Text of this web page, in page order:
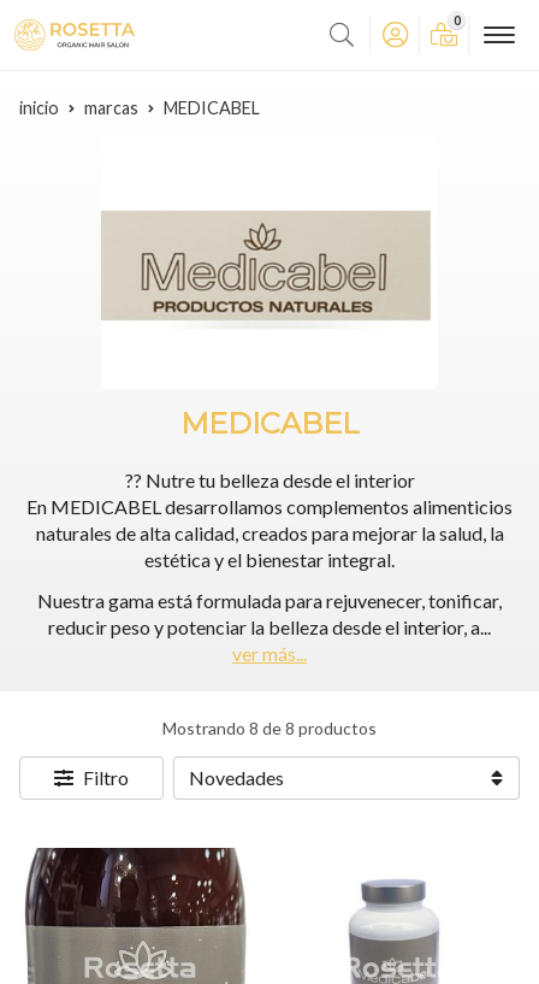
0
inicio marcas MEDICABEL
MEDICABEL
?? Nutre tu belleza desde el interior
En MEDICABEL desarrollamos complementos alimenticios
naturales de alta calidad, creados para mejorar la salud, la
estética y el bienestar integral.
Nuestra gama está formulada para rejuvenecer, tonificar,
reducir peso y potenciar la belleza desde el interior, a...
ver más...
Mostrando 8 de 8 productos
Filtro